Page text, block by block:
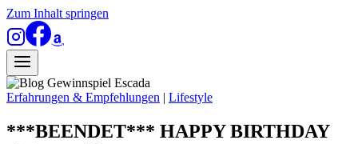
Zum Inhalt springen
Erfahrungen & Empfehlungen | Lifestyle
***BEENDET*** HAPPY BIRTHDAY